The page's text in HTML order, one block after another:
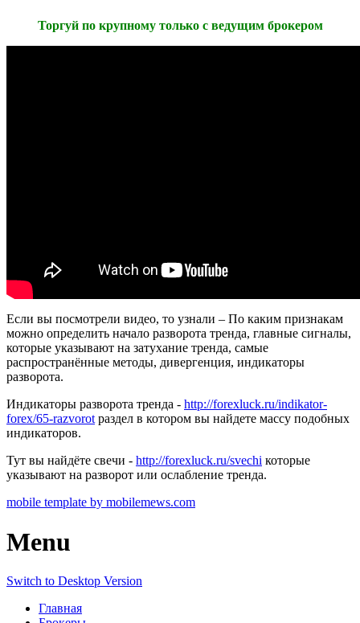
Торгуй по крупному только с ведущим брокером
Если вы посмотрели видео, то узнали – По каким признакам
можно определить начало разворота тренда, главные сигналы,
которые указывают на затухание тренда, самые
распространённые методы, дивергенция, индикаторы
разворота.
Индикаторы разворота тренда - http://forexluck.ru/indikator-
forex/65-razvorot раздел в котором вы найдете массу подобных
индикаторов.
Тут вы найдёте свечи - http://forexluck.ru/svechi которые
указывают на разворот или ослабление тренда.
mobile template by mobilemews.com
Menu
Switch to Desktop Version
Главная